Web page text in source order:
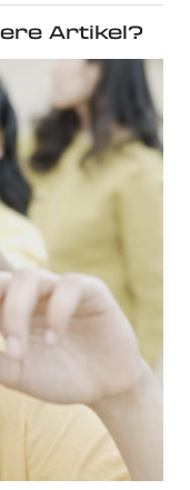
Artikel?